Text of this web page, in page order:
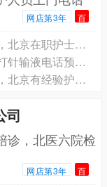
网店第3年 百
北京在职护士上门输液港维护电话预约，北京在职护士上门更换鼻饲管胃管电话预约，北京在职护士上门更换尿管电话预约
快手北京丰台家庭移动护理站护士上门打针输液电话预约 专业服务 收费合理
北京有经验护士上门褥疮处理电话预约，北京有经验护士上门气切患者护理电话预约，北京有经验护士上门吸痰排痰护理电话预约
司
诊，北医六院检
网店第3年 百